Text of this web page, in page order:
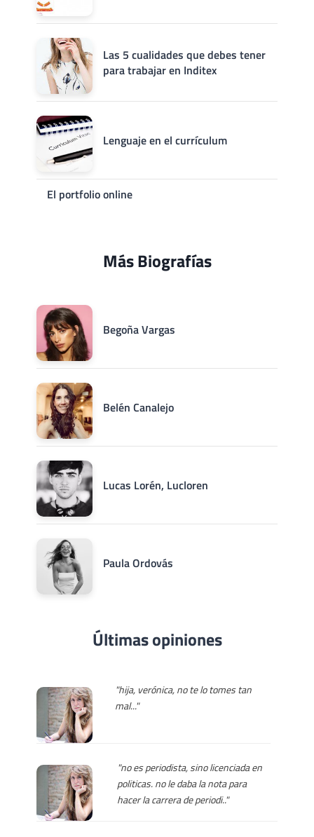
Las 5 cualidades que debes tener
para trabajar en Inditex
Lenguaje en el currículum
El portfolio online
Más Biografías
Begoña Vargas
Belén Canalejo
Lucas Lorén, Lucloren
Paula Ordovás
Últimas opiniones
"hija, verónica, no te lo tomes tan
mal..."
"no es periodista, sino licenciada en
politicas. no le daba la nota para
hacer la carrera de periodi.."